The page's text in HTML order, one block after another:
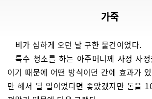
가죽
비가 심하게 오던 날 구한 물건이었다.
특수 청소를 하는 아주머니께 사정 사
이기 때문에 어떤 방식이던 간에 효과가
만 해서 될 일이었다면 좋았겠지만 돈을